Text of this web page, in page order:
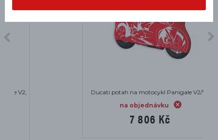
Ducati potah na motocykl Panigale V2/V4
na objednávku
7 806 Kč